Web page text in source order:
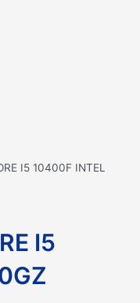
I5 10400F INTEL
I5